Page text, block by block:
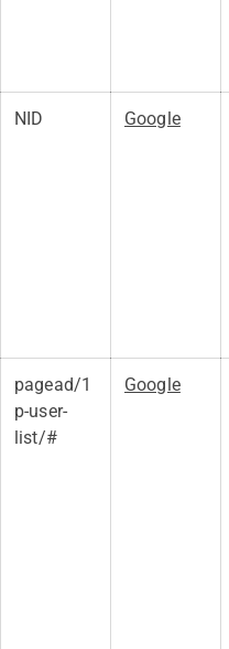
NID Google
pagead/1
p-user-
list/#
Google